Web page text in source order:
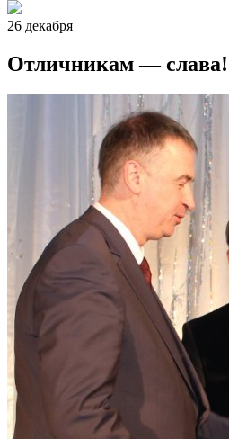
26 декабря
Отличникам — слава!